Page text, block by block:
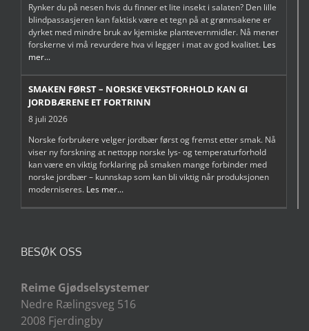
Rynker du på nesen hvis du finner et lite insekt i salaten? Den lille
blindpassasjeren kan faktisk være et tegn på at grønnsakene er
dyrket med mindre bruk av kjemiske plantevernmidler. Nå mener
forskerne vi må revurdere hva vi legger i mat av god kvalitet. Les
mer...
SMAKEN FØRST – NORSKE VEKSTFORHOLD KAN GI
JORDBÆRENE ET FORTRINN
8 juli 2026
Norske forbrukere velger jordbær først og fremst etter smak. Nå
viser ny forskning at nettopp norske lys- og temperaturforhold
kan være en viktig forklaring på smaken mange forbinder med
norske jordbær – kunnskap som kan bli viktig når produksjonen
moderniseres. Les mer...
BESØK OSS
Reime Gjødselsystemer
Nedre Rælingsveg 516
2008 Fjerdingby